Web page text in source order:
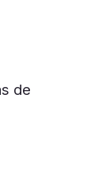
de